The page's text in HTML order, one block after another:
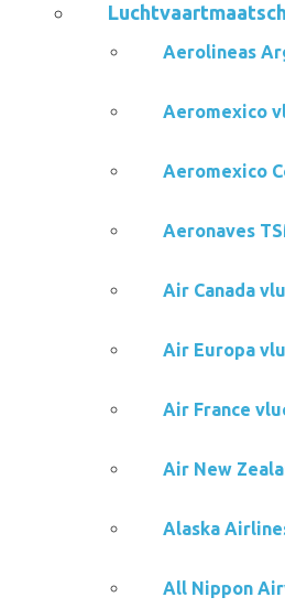
Aerolineas
Aeromexico
Aeromexico
Aeronaves
Air Canada
Air Europa
Air France
Air New
Alaska
All Nippon